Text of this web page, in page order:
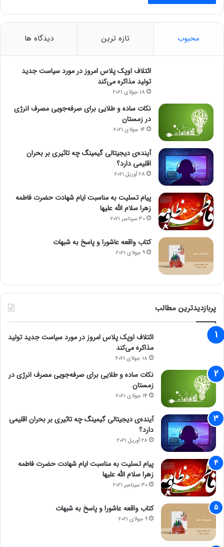
محبوب تازه ترین دیدگاه ها
ائتلاف اوپک پلاس امروز در مورد سیاست جدید
تولید مذاکره می‌کند
18 جولای 2021
نکات ساده و طلایی برای صرفه‌جویی مصرف انرژی
در زمستان
14 جولای 2021
آینده‌ی دیجیتالی گیمینگ چه تاثیری بر بحران
اقلیمی دارد؟
28 آوریل 2021
پیام تسلیت به مناسبت ایام شهادت حضرت فاطمه
زهرا سلام الله علیها
30 سپتامبر 2021
کتاب واقعه عاشورا و پاسخ به شبهات
9 جولای 2021
پربازدیدترین مطالب
ائتلاف اوپک پلاس امروز در مورد سیاست جدید تولید
مذاکره می‌کند
18 جولای 2021
نکات ساده و طلایی برای صرفه‌جویی مصرف انرژی در
زمستان
14 جولای 2021
آینده‌ی دیجیتالی گیمینگ چه تاثیری بر بحران اقلیمی
دارد؟
28 آوریل 2021
پیام تسلیت به مناسبت ایام شهادت حضرت فاطمه
زهرا سلام الله علیها
30 سپتامبر 2021
کتاب واقعه عاشورا و پاسخ به شبهات
9 جولای 2021